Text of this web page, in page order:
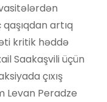
artıq
kritik həddə
Saakaşvili üçün
çıxış
Levan Peradze